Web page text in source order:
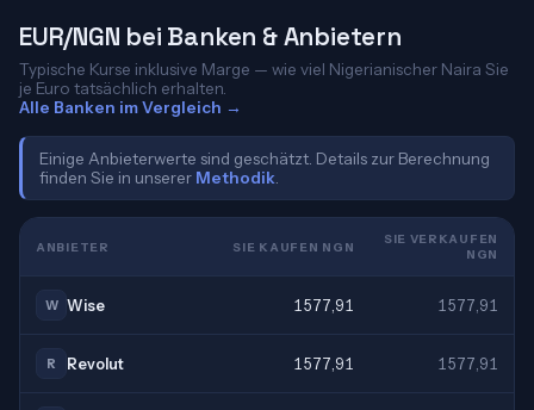
EUR/NGN bei Banken & Anbietern
Typische Kurse inklusive Marge — wie viel Nigerianischer Naira Sie
je Euro tatsächlich erhalten.
Alle Banken im Vergleich →
Einige Anbieterwerte sind geschätzt. Details zur Berechnung
finden Sie in unserer Methodik
ANBIETER SIE KAUFEN NGN
SIE VERKAUFEN
NGN
W Wise 1577,91 1577,91
R Revolut 1577,91 1577,91